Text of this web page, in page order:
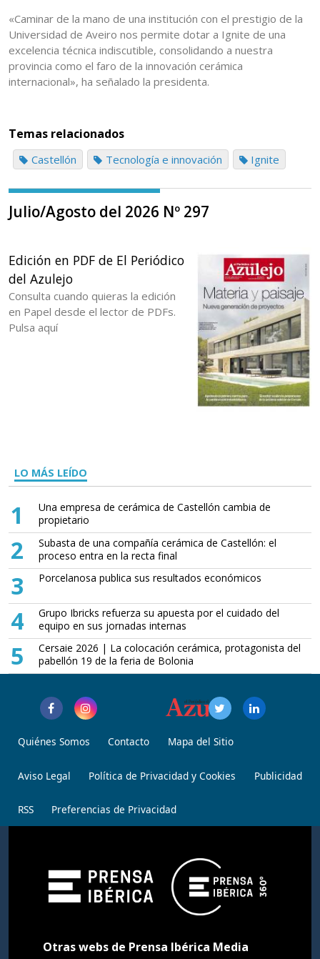
«Caminar de la mano de una institución con el prestigio de la
Universidad de Aveiro nos permite dotar a Ignite de una
excelencia técnica indiscutible, consolidando a nuestra
provincia como el faro de la innovación cerámica
internacional», ha señalado la presidenta.
Temas relacionados
Castellón Tecnología e innovación Ignite
Julio/Agosto del 2026 Nº 297
Edición en PDF de El Periódico
del Azulejo
Consulta cuando quieras la edición
en Papel desde el lector de PDFs.
Pulsa aquí
LO MÁS LEÍDO
1
Una empresa de cerámica de Castellón cambia de
propietario
2
Subasta de una compañía cerámica de Castellón: el
proceso entra en la recta final
3 Porcelanosa publica sus resultados económicos
4
Grupo Ibricks refuerza su apuesta por el cuidado del
equipo en sus jornadas internas
5
Cersaie 2026 | La colocación cerámica, protagonista del
pabellón 19 de la feria de Bolonia
Quiénes Somos Contacto Mapa del Sitio
Aviso Legal Política de Privacidad y Cookies Publicidad
RSS Preferencias de Privacidad
Otras webs de Prensa Ibérica Media